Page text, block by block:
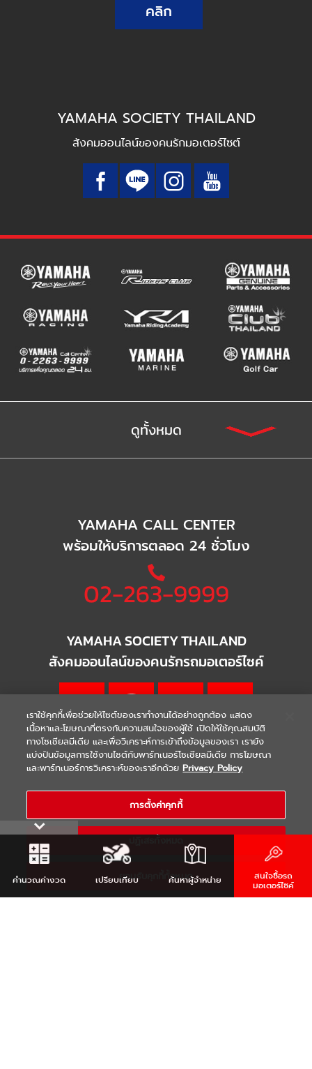
คลิก
YAMAHA SOCIETY THAILAND
สังคมออนไลน์ของคนรักมอเตอร์ไซต์
ดูทั้งหมด
YAMAHA CALL CENTER
พร้อมให้บริการตลอด 24 ชั่วโมง
02-263-9999
YAMAHA SOCIETY THAILAND
สังคมออนไลน์ของคนรักรถมอเตอร์ไซค์
WARRANTY | Terms & Conditions
COPYRIGHT 2021 THAI YAMAHA MOTOR CO.,LTD. ALL RIGHTS
RESERVED
คำนวณค่างวด เปรียบเทียบ ค้นหาผู้จำหน่าย สนใจซื้อรถ
มอเตอร์ไซค์
เราใช้คุกกี้เพื่อช่วยให้ไซต์ของเราทำงานได้อย่างถูกต้อง แสดง
เนื้อหาและโฆษณาที่ตรงกับความสนใจของผู้ใช้ เปิดให้ใช้คุณสมบัติ
ทางโซเชียลมีเดีย และเพื่อวิเคราะห์การเข้าถึงข้อมูลของเรา เรายัง
แบ่งปันข้อมูลการใช้งานไซต์กับพาร์ทเนอร์โซเชียลมีเดีย การโฆษณา
และพาร์ทเนอร์การวิเคราะห์ของเราอีกด้วย Privacy Policy
การตั้งค่าคุกกี้
ยอมรับคุกกี้ทั้งหมด